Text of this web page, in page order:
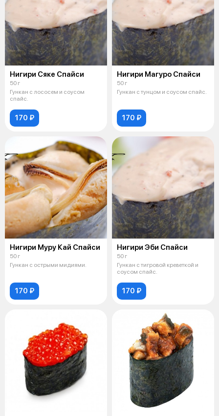
Нигири Сяке Спайси
50 г
Гункан с лососем и соусом
спайс.
170 ₽
Нигири Магуро Спайси
50 г
Гункан с тунцом и соусом спайс.
170 ₽
Нигири Муру Кай Спайси
50 г
Гункан с острыми мидиями.
170 ₽
Нигири Эби Спайси
50 г
Гункан с тигровой креветкой и
соусом спайс.
170 ₽